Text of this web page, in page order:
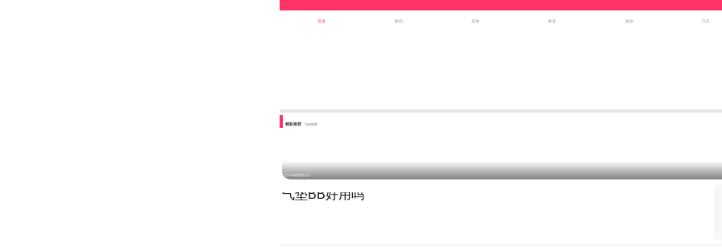
首页 数码 美食 教育 旅游 汽车
精彩推荐 为您推荐
过年高速免费几天
气垫BB好用吗